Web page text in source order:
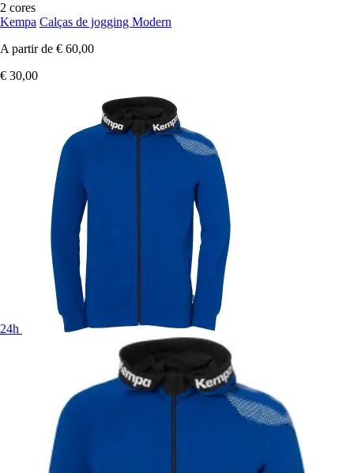
2 cores
Kempa Calças de jogging Modern
A partir de € 60,00
€ 30,00
24h